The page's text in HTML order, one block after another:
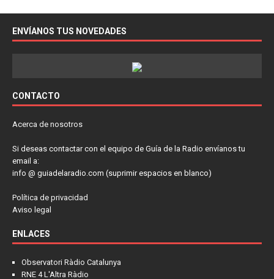
ENVÍANOS TUS NOVEDADES
CONTACTO
Acerca de nosotros
Si deseas contactar con el equipo de Guía de la Radio envíanos tu
email a:
info @ guiadelaradio.com (suprimir espacios en blanco)
Política de privacidad
Aviso legal
ENLACES
Observatori Ràdio Catalunya
RNE 4 L'Altra Ràdio